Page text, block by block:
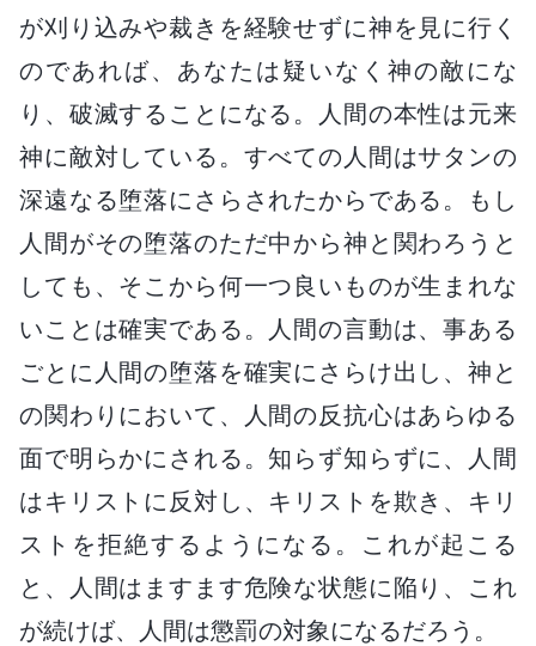
が刈り込みや裁きを経験せずに神を見に行く
のであれば、あなたは疑いなく神の敵にな
り、破滅することになる。人間の本性は元来
神に敵対している。すべての人間はサタンの
深遠なる堕落にさらされたからである。もし
人間がその堕落のただ中から神と関わろうと
しても、そこから何一つ良いものが生まれな
いことは確実である。人間の言動は、事ある
ごとに人間の堕落を確実にさらけ出し、神と
の関わりにおいて、人間の反抗心はあらゆる
面で明らかにされる。知らず知らずに、人間
はキリストに反対し、キリストを欺き、キリ
ストを拒絶するようになる。これが起こる
と、人間はますます危険な状態に陥り、これ
が続けば、人間は懲罰の対象になるだろう。